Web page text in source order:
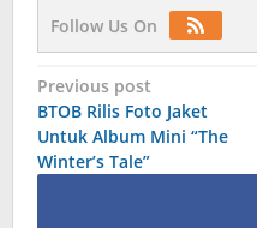
Follow Us On
Post
navigation
Previous post
BTOB Rilis Foto Jaket
Untuk Album Mini “The
Winter’s Tale”